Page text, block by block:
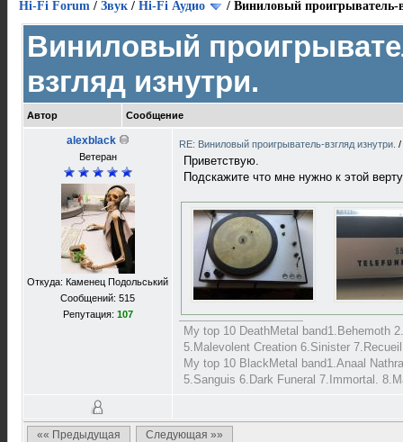
Hi-Fi Forum / Звук / Hi-Fi Аудио / Виниловый проигрыватель-
Виниловый
взгляд изнутри.
Автор Сообщение
alexblack
Ветеран
Откуда: Каменец Подольський
Сообщений: 515
Репутация: 107
RE: Виниловый проигрыватель-взгляд изнутри. /
Приветствую.
Подскажите что мне нужно к этой
My top 10 DeathMetal band1.Behemoth
5.Malevolent Creation 6.Sinister
My top 10 BlackMetal band1.Anaal
5.Sanguis 6.Dark Funeral 7.Immortal.
«« Предыдущая Следующая »»